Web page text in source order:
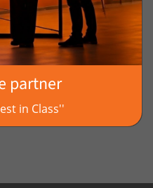
partner
in Class''